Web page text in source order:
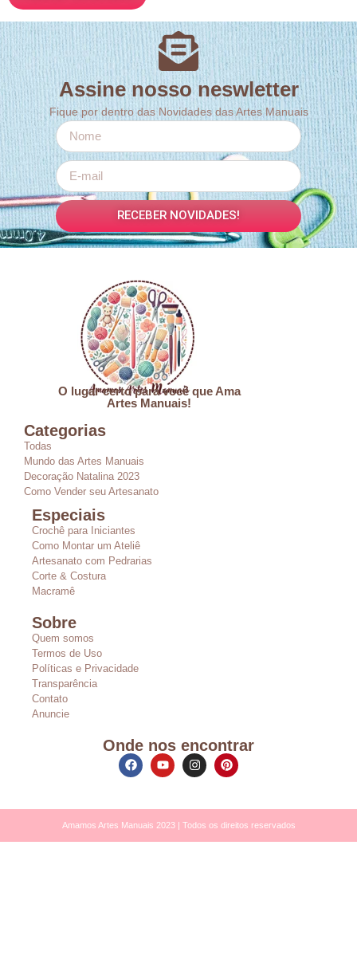
Assine nosso neswletter
Fique por dentro das Novidades das Artes Manuais
RECEBER NOVIDADES!
O lugar certo para você que Ama
Artes Manuais!
Categorias
Todas
Mundo das Artes Manuais
Decoração Natalina 2023
Como Vender seu Artesanato
Especiais
Crochê para Iniciantes
Como Montar um Ateliê
Artesanato com Pedrarias
Corte & Costura
Macramê
Sobre
Quem somos
Termos de Uso
Políticas e Privacidade
Transparência
Contato
Anuncie
Onde nos encontrar
Amamos Artes Manuais 2023 | Todos os direitos reservados